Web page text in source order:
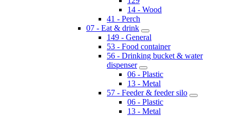
14 - Wood
41 - Perch
07 - Eat & drink
149 - General
53 - Food container
56 - Drinking bucket & water
dispenser
06 - Plastic
13 - Metal
57 - Feeder & feeder silo
06 - Plastic
13 - Metal